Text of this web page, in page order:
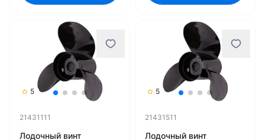
5
21431111
Лодочный винт
5
21431511
Лодочный винт